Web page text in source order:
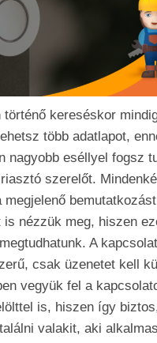
történő kereséskor
több adatlapot,
nagyobb eséllyel fogsz
szerelőt.
megjelenő
is nézzük meg, hiszen
A
csak üzenetet kell
vegyük fel a
is, hiszen így
valakit, aki